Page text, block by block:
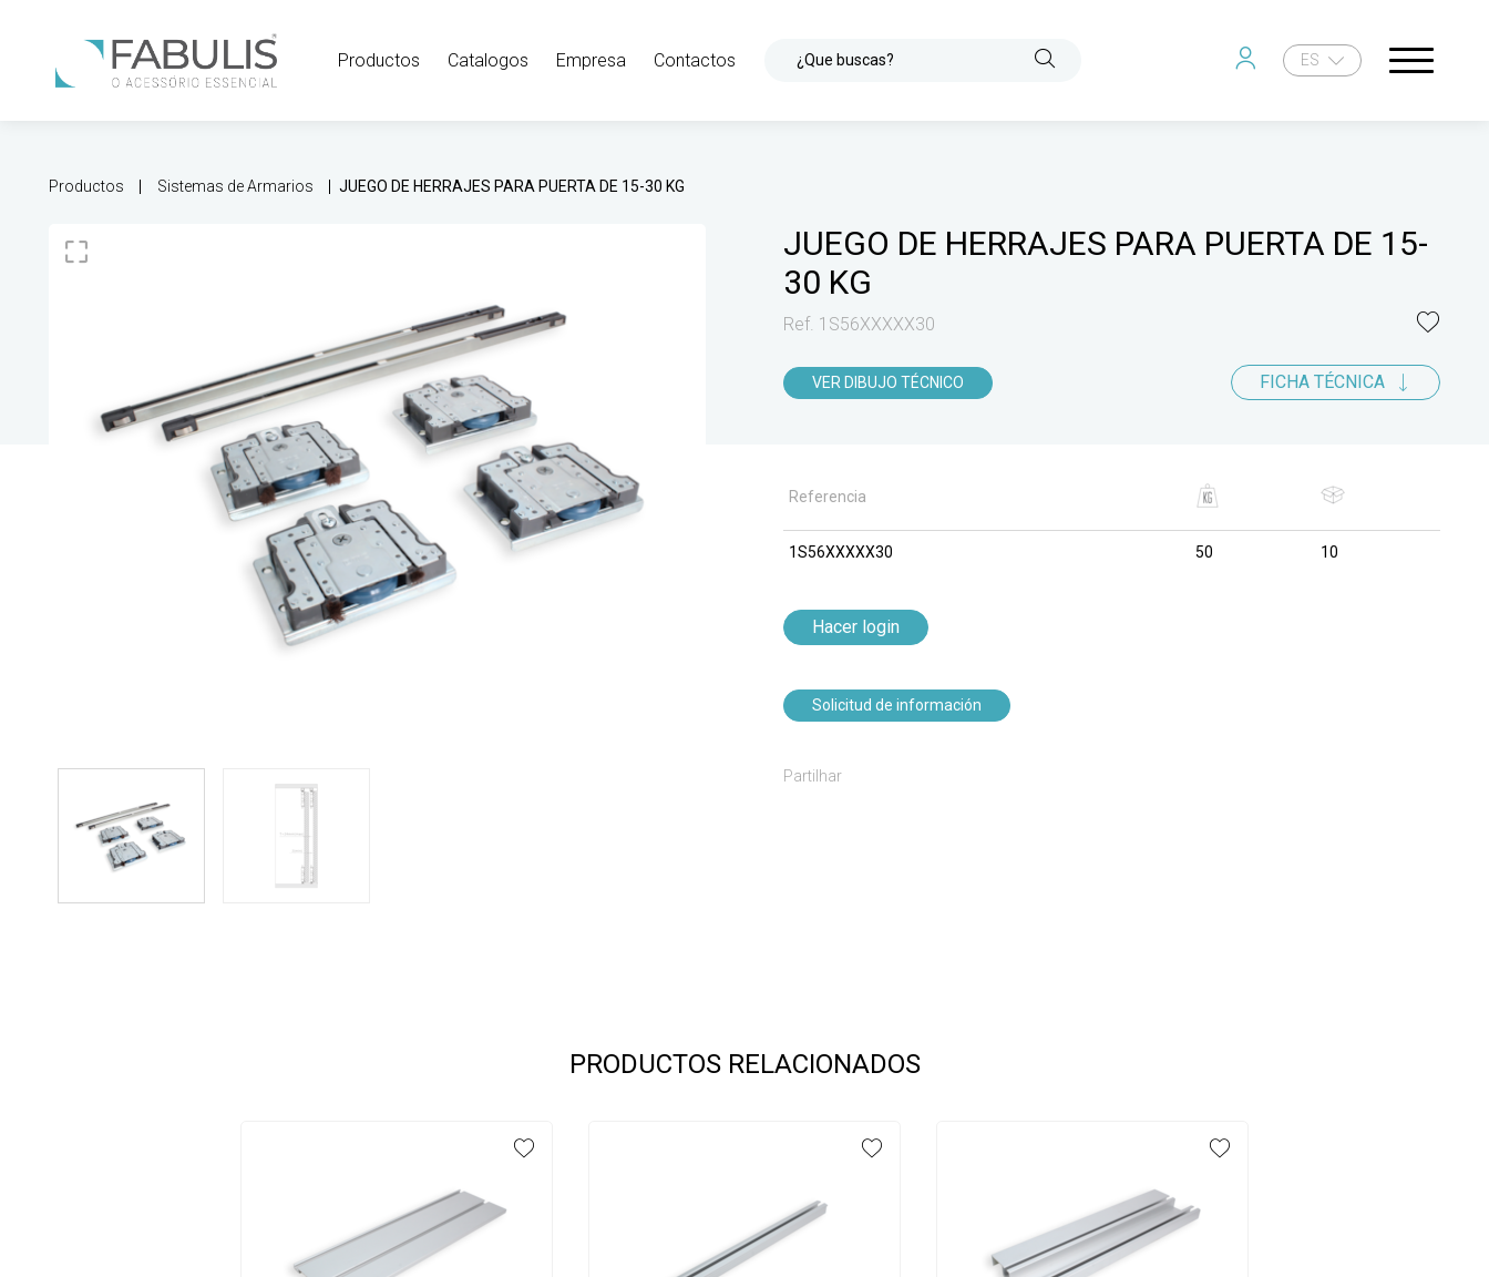
Productos Catalogos Empresa Contactos ¿Que buscas? ES
Productos Sistemas de Armarios JUEGO DE HERRAJES PARA PUERTA DE 15-30 KG
JUEGO DE HERRAJES PARA PUERTA DE 15-
30 KG
Ref. 1S56XXXXX30
VER DIBUJO TÉCNICO FICHA TÉCNICA
Referencia
1S56XXXXX30 50 10
Hacer login
Solicitud de información
Partilhar
PRODUCTOS RELACIONADOS